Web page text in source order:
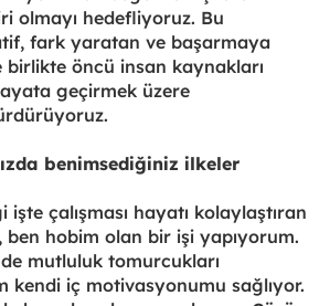
olmayı hedefliyoruz. Bu
fark yaratan ve başarmaya
öncü insan kaynakları
geçirmek üzere
benimsediğiniz ilkeler
işte çalışması hayatı kolaylaştıran
hobim olan bir işi yapıyorum.
mutluluk tomurcukları
kendi iç motivasyonumu sağlıyor.